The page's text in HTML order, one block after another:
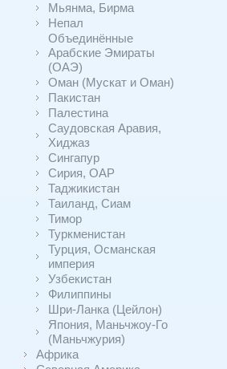
Мьянма, Бирма
Непал
Объединённые
Арабские Эмираты
(ОАЭ)
Оман (Мускат и Оман)
Пакистан
Палестина
Саудовская Аравия,
Хиджаз
Сингапур
Сирия, ОАР
Таджикистан
Таиланд, Сиам
Тимор
Туркменистан
Турция, Османская
империя
Узбекистан
Филиппины
Шри-Ланка (Цейлон)
Япония, Маньчжоу-Го
(Маньчжурия)
Африка